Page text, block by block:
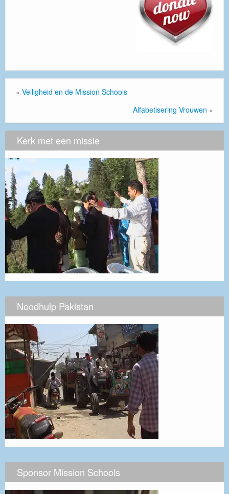
« Veiligheid en de Mission Schools
Alfabetisering Vrouwen »
Kerk met een missie
Noodhulp Pakistan
Sponsor Mission Schools